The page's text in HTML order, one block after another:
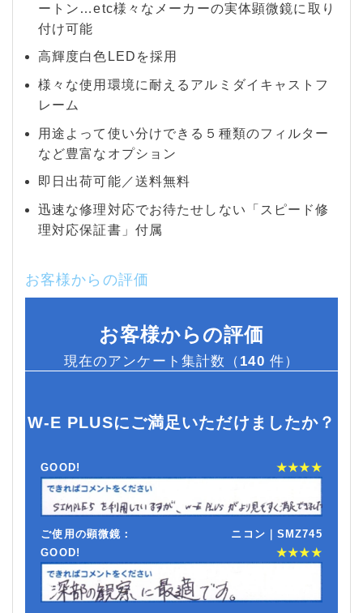
ートン…etc様々なメーカーの実体顕微鏡に取り
付け可能
高輝度白色LEDを採用
様々な使用環境に耐えるアルミダイキャストフ
レーム
用途よって使い分けできる５種類のフィルター
など豊富なオプション
即日出荷可能／送料無料
迅速な修理対応でお待たせしない「スピード修
理対応保証書」付属
お客様からの評価
お客様からの評価
現在のアンケート集計数（ 140 件）
W-E PLUSにご満足いただけましたか？
GOOD! ★★★★
ご使用の顕微鏡：
ニコン｜SMZ745
GOOD!
★★★★